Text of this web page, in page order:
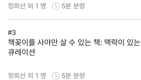
정희선 외 1 명 5분 분량
#3
책꽂이를 사야만 살 수 있는 책: 맥락이 있는
큐레이션
정희선 외 1 명 5분 분량